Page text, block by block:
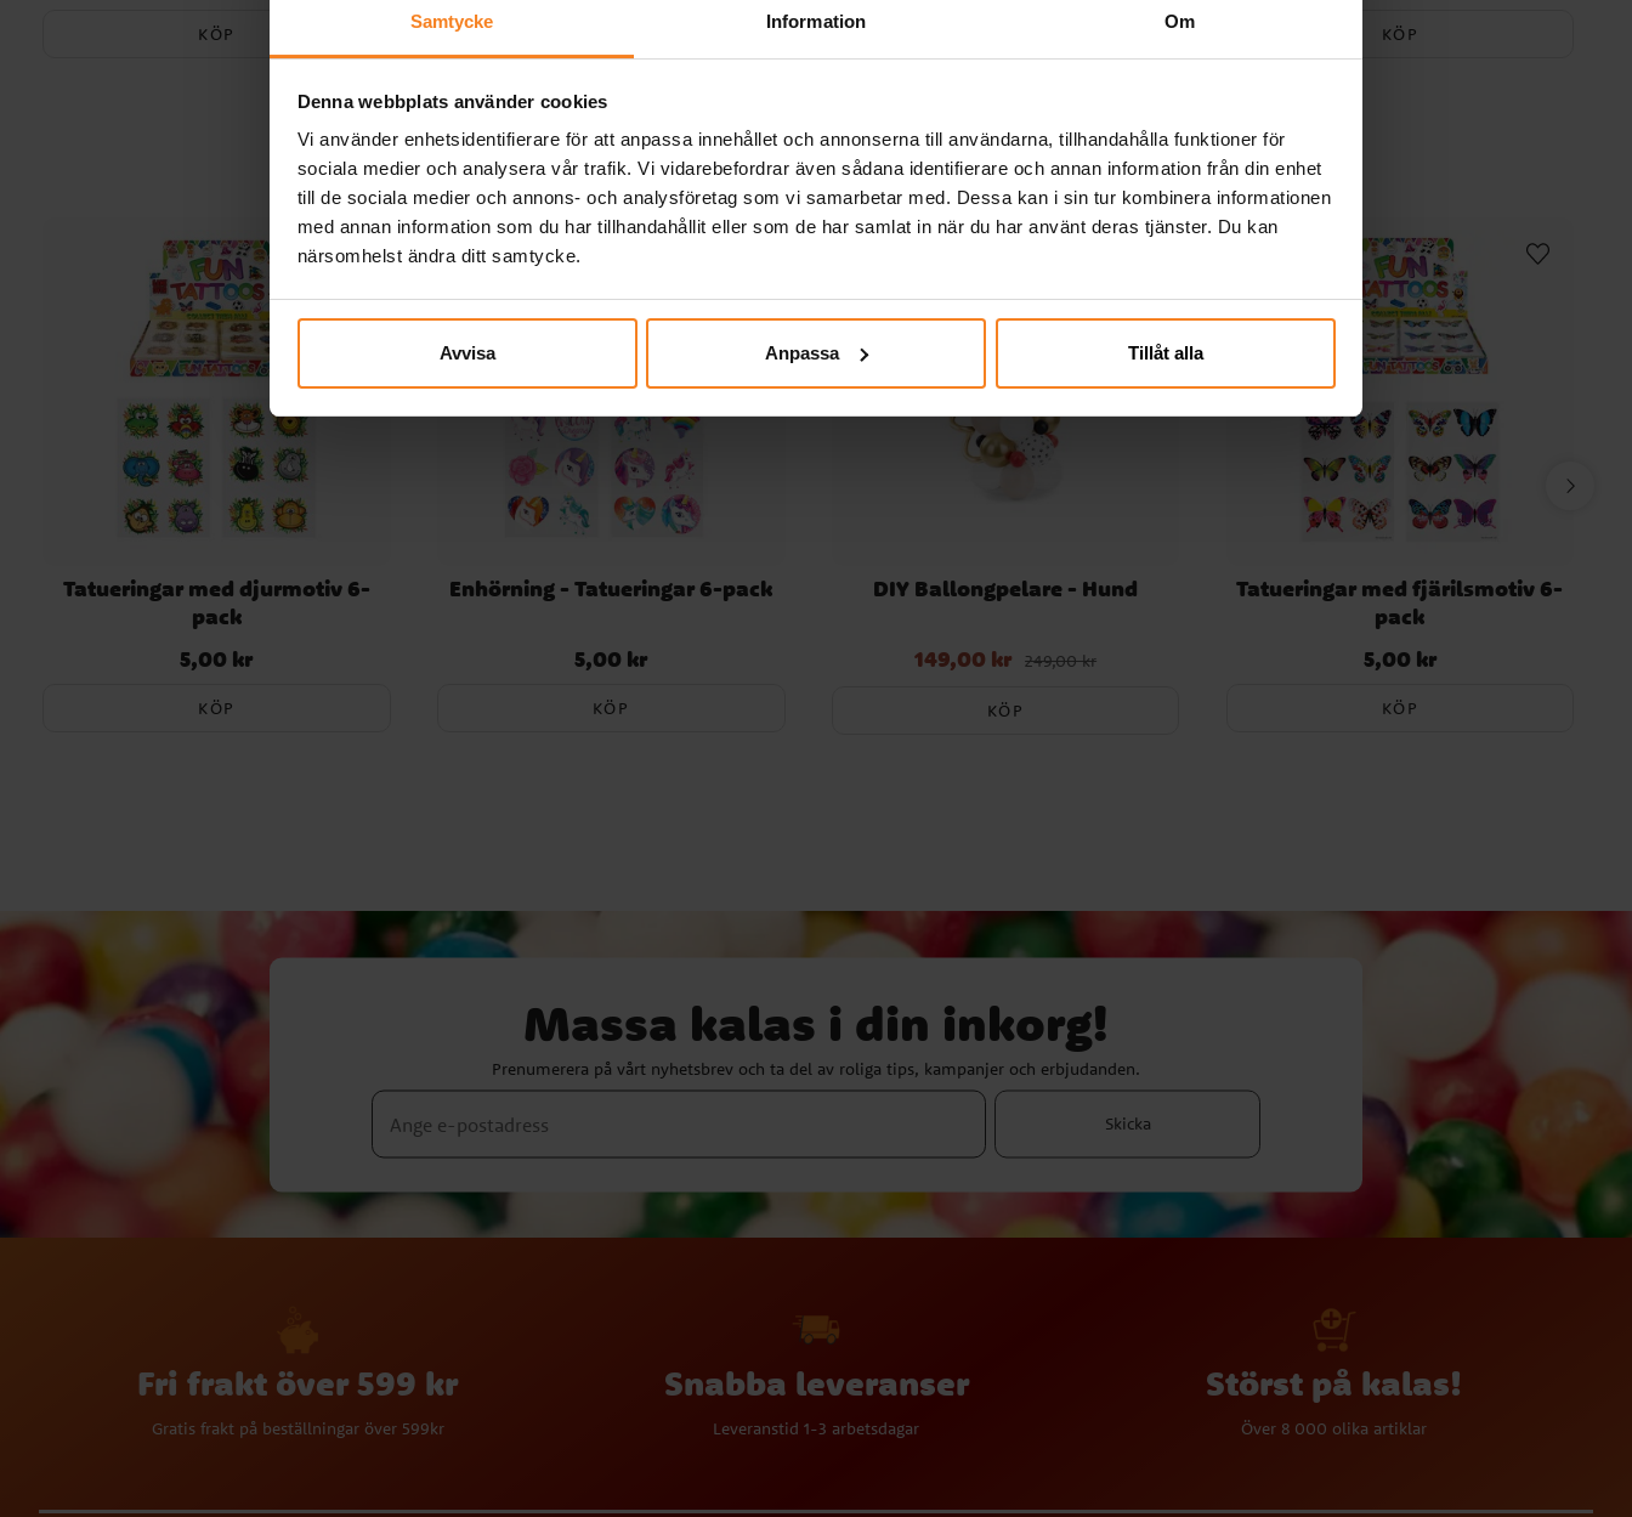
Samtycke Information Om
Denna webbplats använder cookies
Vi använder enhetsidentifierare för att anpassa innehållet och annonserna till användarna, tillhandahålla funktioner för
sociala medier och analysera vår trafik. Vi vidarebefordrar även sådana identifierare och annan information från din enhet
till de sociala medier och annons- och analysföretag som vi samarbetar med. Dessa kan i sin tur kombinera informationen
med annan information som du har tillhandahållit eller som de har samlat in när du har använt deras tjänster. Du kan
närsomhelst ändra ditt samtycke.
Avvisa Anpassa Tillåt alla
KÖP KÖP
Andra köpte även
Tatueringar med djurmotiv 6-
pack
Pris:5,00 kr
5,00 kr
KÖP
Enhörning - Tatueringar 6-pack
Pris:5,00 kr
5,00 kr
KÖP
DIY Ballongpelare - Hund
Nuvarande pris:149,00 krTidigare pris
249,00 kr
149,00 kr 249,00 kr
KÖP
Tatueringar med fjärilsmotiv 6-
pack
Pris:5,00 kr
5,00 kr
KÖP
Massa kalas i din inkorg!
Prenumerera på vårt nyhetsbrev och ta del av roliga tips, kampanjer och erbjudanden.
Skicka
Fri frakt över 599 kr
Gratis frakt på beställningar över 599kr
Snabba leveranser
Leveranstid 1-3 arbetsdagar
Störst på kalas!
Över 8 000 olika artiklar